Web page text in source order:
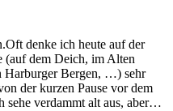
denke ich heute auf der
(auf dem Deich, im Alten
Harburger Bergen, …) sehr
der kurzen Pause vor dem
sehe verdammt alt aus, aber…